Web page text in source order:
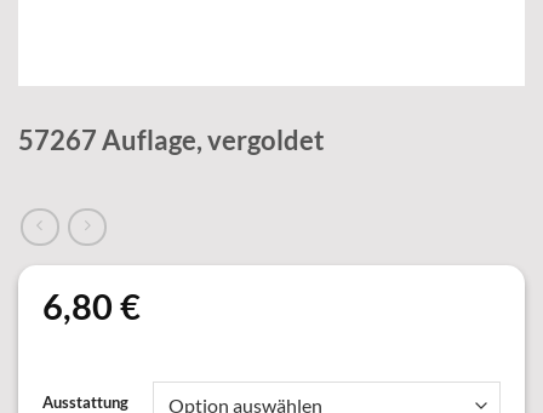
57267 Auflage, vergoldet
6,80 €
Ausstattung